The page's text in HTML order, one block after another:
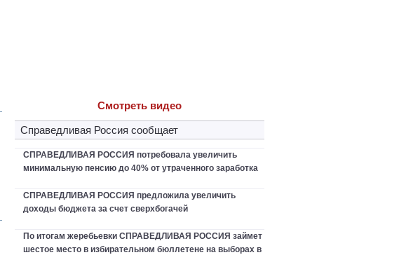
Cмотреть видео
Справедливая Россия сообщает
СПРАВЕДЛИВАЯ РОССИЯ потребовала увеличить
минимальную пенсию до 40% от утраченного заработка
СПРАВЕДЛИВАЯ РОССИЯ предложила увеличить
доходы бюджета за счет сверхбогачей
По итогам жеребьевки СПРАВЕДЛИВАЯ РОССИЯ займет
шестое место в избирательном бюллетене на выборах в